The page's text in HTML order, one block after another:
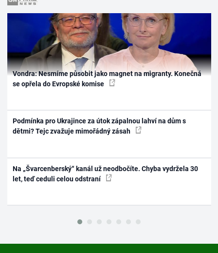
Vondra: Nesmíme působit jako magnet na migranty. Konečná
se opřela do Evropské komise
Podmínka pro Ukrajince za útok zápalnou lahví na dům s
dětmi? Tejc zvažuje mimořádný zásah
Na „Švarcenberský“ kanál už neodbočíte. Chyba vydržela 30
let, teď ceduli celou odstraní